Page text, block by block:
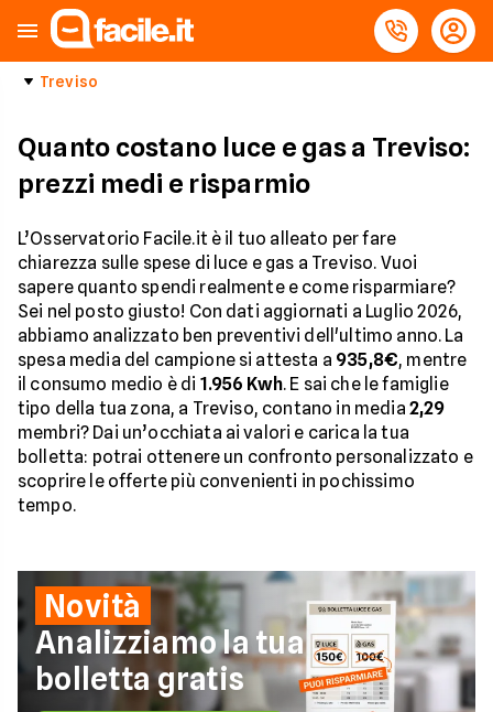
Treviso
Quanto costano luce e gas a Treviso:
prezzi medi e risparmio
L’Osservatorio Facile.it è il tuo alleato per fare
chiarezza sulle spese di luce e gas a Treviso. Vuoi
sapere quanto spendi realmente e come risparmiare?
Sei nel posto giusto! Con dati aggiornati a Luglio 2026,
abbiamo analizzato ben preventivi dell'ultimo anno. La
spesa media del campione si attesta a 935,8€, mentre
il consumo medio è di 1.956 Kwh. E sai che le famiglie
tipo della tua zona, a Treviso, contano in media 2,29
membri? Dai un’occhiata ai valori e carica la tua
bolletta: potrai ottenere un confronto personalizzato e
scoprire le offerte più convenienti in pochissimo
tempo.
Novità
Analizziamo la tua
bolletta gratis